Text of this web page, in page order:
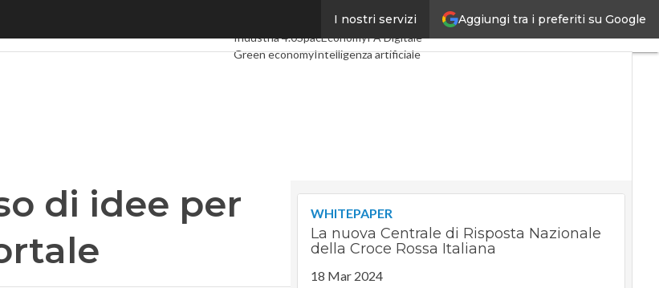
Aggiungi tra i preferiti su Google
I nostri servizi
Digital Economy Telco
Industria 4.0SpacEconomyPA Digitale
Green economyIntelligenza artificiale
di idee per
WHITEPAPER
La nuova Centrale di Risposta Nazionale
della Croce Rossa Italiana
18 Mar 2024